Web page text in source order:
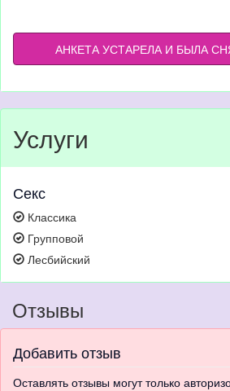
АНКЕТА УСТАРЕЛА И БЫЛА
Услуги
Секс
Классика
Групповой
Лесбийский
Отзывы
Добавить отзыв
Оставлять отзывы могут только